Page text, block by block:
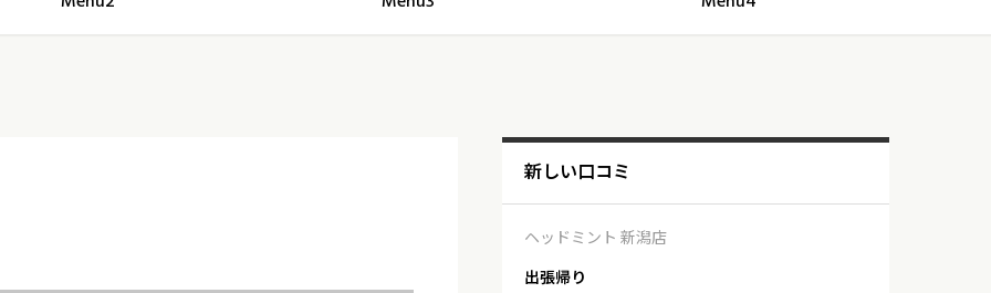
新しい口コミ
ヘッドミント 新潟店
出張帰り